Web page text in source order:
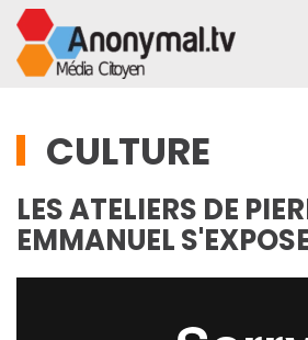
Accéder au contenu principal
CULTURE
LES ATELIERS DE
EMMANUEL